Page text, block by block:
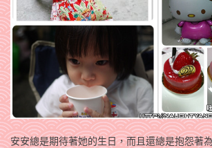
安安總是期待著她的生日，而且還總是抱怨著